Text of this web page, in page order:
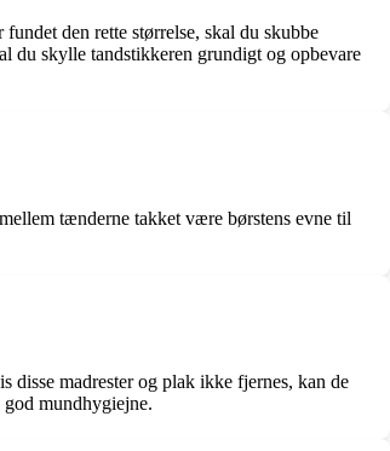
den rette størrelse, skal du skubbe
du skylle tandstikkeren grundigt og opbevare
tænderne takket være børstens evne til
madrester og plak ikke fjernes, kan de
mundhygiejne.